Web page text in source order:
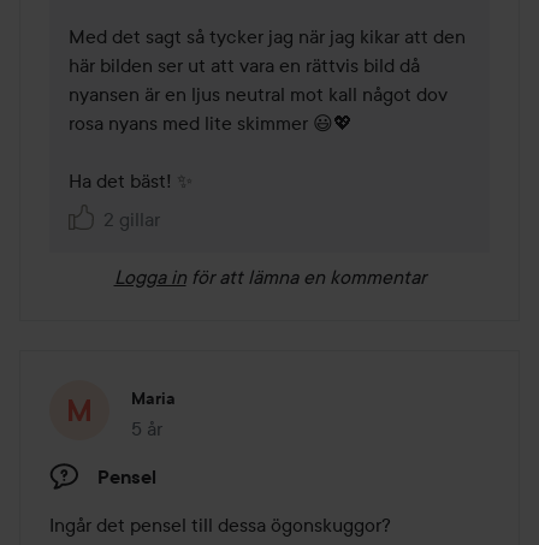
Med det sagt så tycker jag när jag kikar att den
här bilden ser ut att vara en rättvis bild då
nyansen är en ljus neutral mot kall något dov
rosa nyans med lite skimmer 😃💖
Ha det bäst! ✨
2 gillar
Logga in för att lämna en kommentar
Maria
5 år
Inlägget skapades 5 år
Pensel
Ingår det pensel till dessa ögonskuggor?